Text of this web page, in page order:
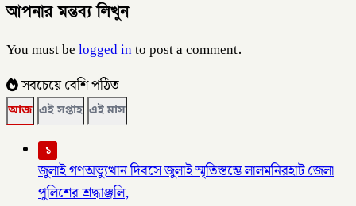
আপনার মন্তব্য লিখুন
You must belogged into post a comment.
সবচেয়ে বেশি পঠিত
আজ এই সপ্তাহ এই মাস
১
জুলাই গণঅভ্যুত্থান দিবসে জুলাই স্মৃতিস্তম্ভে লালমনিরহাট জেলা
পুলিশের শ্রদ্ধাঞ্জলি,